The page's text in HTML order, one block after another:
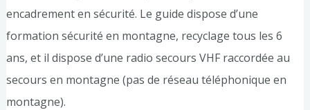
encadrement en sécurité. Le guide dispose d’une
formation sécurité en montagne, recyclage tous les 6
ans, et il dispose d’une radio secours VHF raccordée au
secours en montagne (pas de réseau téléphonique en
montagne).